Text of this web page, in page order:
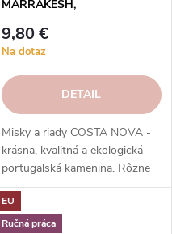
MARRAKESH,
9,80 €
Na dotaz
DETAIL
Misky a riady COSTA NOVA -
krásna, kvalitná a ekologická
portugalská kamenina. Rôzne
tvary, farby, vzory a veľkosti.
Objednajte si ich v našom e-
shope.
EU
Ručná práca